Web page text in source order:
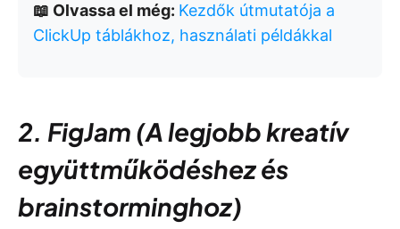
📖 Olvassa el még: Kezdők útmutatója a
ClickUp táblákhoz, használati példákkal
2. FigJam (A legjobb kreatív
együttműködéshez és
brainstorminghoz)